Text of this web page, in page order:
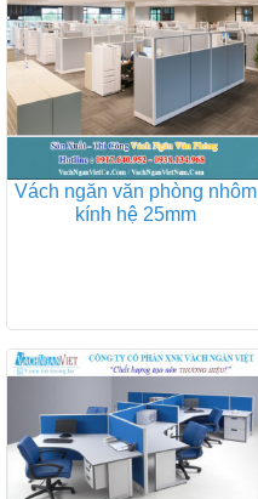
Vách ngăn văn phòng nhôm
kính hệ 25mm